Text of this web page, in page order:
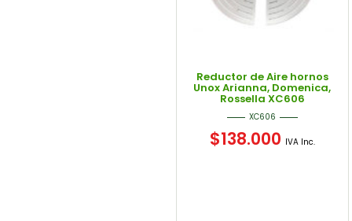
Reductor de Aire hornos
Unox Arianna, Domenica,
Rossella XC606
XC606
$138.000 IVA Inc.